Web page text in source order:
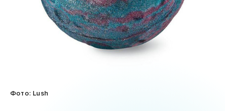
Фото: Lush